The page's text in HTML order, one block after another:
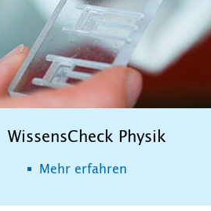
WissensCheck Physik
Mehr erfahren